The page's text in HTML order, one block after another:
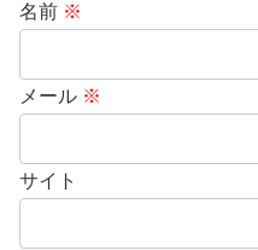
名前 ※
メール ※
サイト